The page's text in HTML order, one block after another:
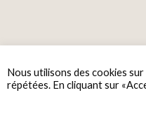
Nous utilisons des cookies
répétées. En cliquant sur